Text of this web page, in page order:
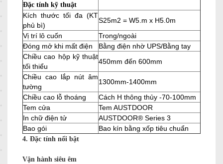
Đặc tính kỹ thuật
Kích thước tối đa (KT
phủ bì)
S25m2 = W5.m x H5.0m
Vị trí lô cuốn
Trong/ngoài
Đóng mở khi mất điện
Bằng điện nhờ UPS/Bằng tay
Chiều cao hộp kỹ thuật
tối thiểu
450mm đến 600mm
Chiều cao lắp nút âm
tường
1300mm-1400mm
Chiều cao lỗ thoáng
Cách H thông thủy -70-100mm
Tem cửa
Tem AUSTDOOR
In chữ điện tử
AUSTDOOR® Series 3
Bao gói
Bao kín bằng xốp tiêu chuẩn
4. Đặc tính nổi bật
Vận hành siêu êm